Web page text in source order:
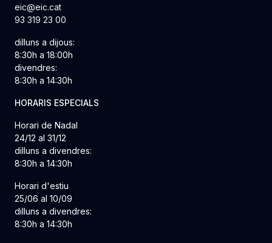
eic@eic.cat
93 319 23 00
dilluns a dijous:
8:30h a 18:00h
divendres:
8:30h a 14:30h
HORARIS ESPECIALS
Horari de Nadal
24/12 al 31/12
dilluns a divendres:
8:30h a 14:30h
Horari d'estiu
25/06 al 10/09
dilluns a divendres:
8:30h a 14:30h